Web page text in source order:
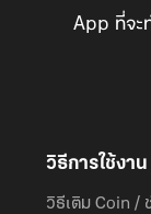
App ที่จะ
วิธีการใช้งาน
วิธีเติม Coin /